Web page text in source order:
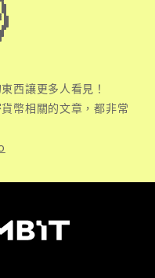
西讓更多人看見！
幣相關的文章，都非常